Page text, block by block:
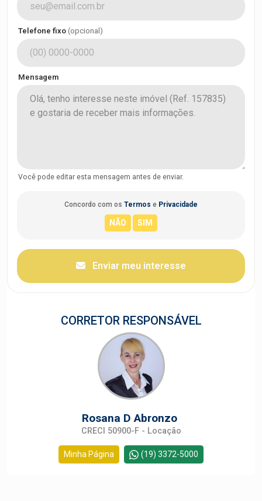
Telefone fixo (opcional)
Mensagem
Você pode editar esta mensagem antes de enviar.
Concordo com os Termos e Privacidade
Enviar meu interesse
CORRETOR RESPONSÁVEL
Rosana D Abronzo
CRECI 50900-F - Locação
Minha Página (19) 3372-5000